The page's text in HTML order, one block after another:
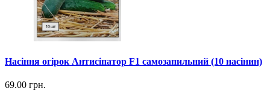
Насіння огірок Антисіпатор F1 самозапильний (10 насінин)
69.00 грн.